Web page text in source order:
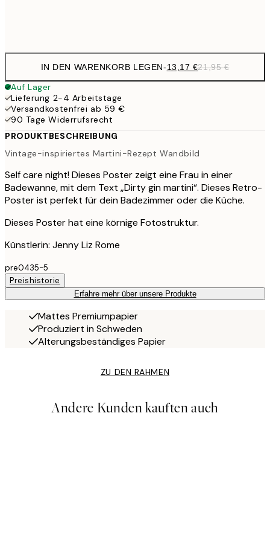
IN DEN WARENKORB LEGEN-13,17 €21,95 €
Auf Lager
Lieferung 2-4 Arbeitstage
Versandkostenfrei ab 59 €
90 Tage Widerrufsrecht
PRODUKTBESCHREIBUNG
Vintage-inspiriertes Martini-Rezept Wandbild
Self care night! Dieses Poster zeigt eine Frau in einer
Badewanne, mit dem Text „Dirty gin martini“. Dieses Retro-
Poster ist perfekt für dein Badezimmer oder die Küche.
Dieses Poster hat eine körnige Fotostruktur.
Künstlerin: Jenny Liz Rome
pre0435-5
Preishistorie
Erfahre mehr über unsere Produkte
Mattes Premiumpapier
Produziert in Schweden
Alterungsbeständiges Papier
ZU DEN RAHMEN
Andere Kunden kauften auch